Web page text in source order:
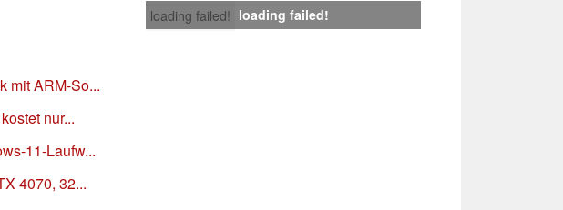
loading failed! loading failed!
mit ARM-So...
nur...
11-Laufw...
4070, 32...